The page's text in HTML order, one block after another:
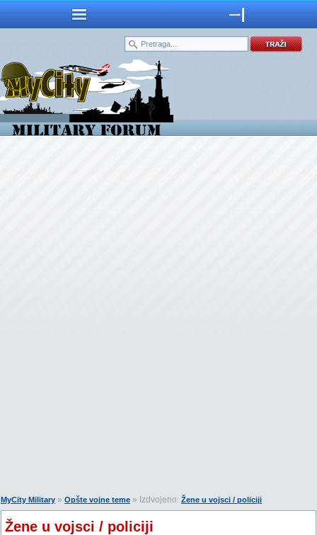
MyCity Military » Opšte vojne teme » Izdvojeno: Žene u vojsci / policiji
Žene u vojsci / policiji